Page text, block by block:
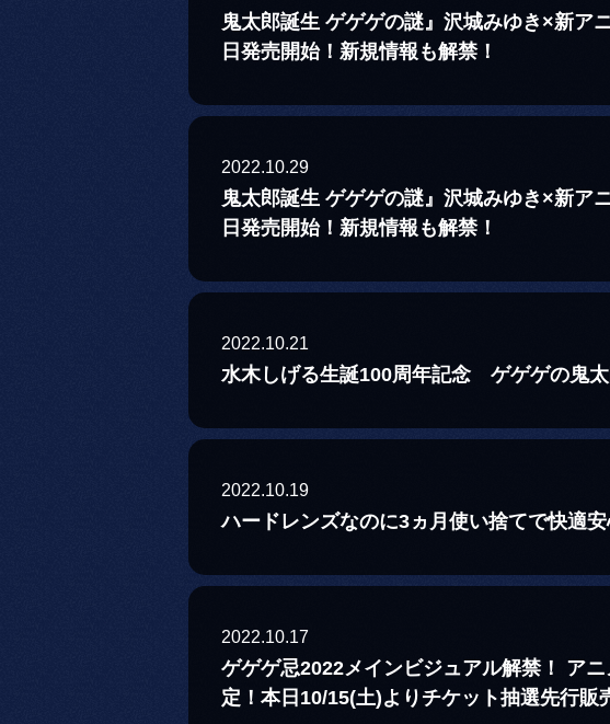
鬼太郎誕生 ゲゲゲの謎』沢城みゆき×新
日発売開始！新規情報も解禁！
2022.10.29
鬼太郎誕生 ゲゲゲの謎』沢城みゆき×新
日発売開始！新規情報も解禁！
2022.10.21
水木しげる生誕100周年記念 ゲゲゲの鬼
2022.10.19
ハードレンズなのに3ヵ月使い捨てで快適
2022.10.17
ゲゲゲ忌2022メインビジュアル解禁！ ア
定！本日10/15(土)よりチケット抽選先行販